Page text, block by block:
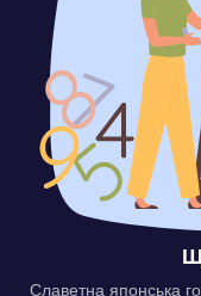
Славетна японська